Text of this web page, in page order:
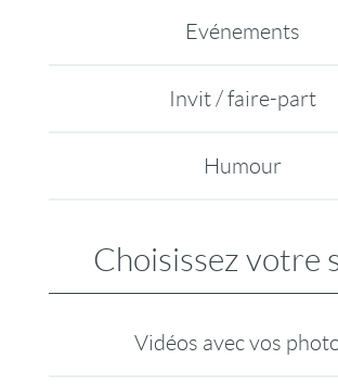
Evénements
Invit / faire-part
Humour
Choisissez votre
Vidéos avec vos